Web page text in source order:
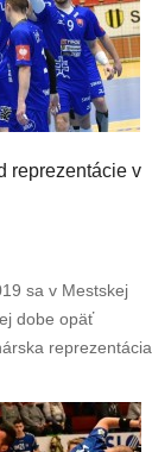
reprezentácie v
sa v Mestskej
dobe opäť
reprezentácia